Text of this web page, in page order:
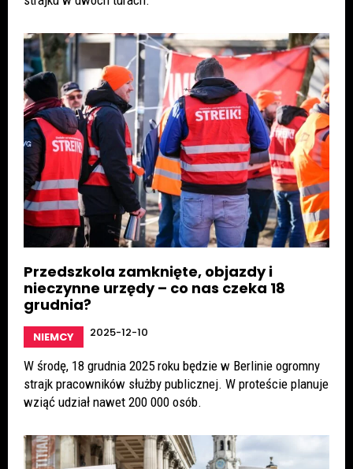
Przedszkola zamknięte, objazdy i
nieczynne urzędy – co nas czeka 18
grudnia?
NIEMCY 2025-12-10
W środę, 18 grudnia 2025 roku będzie w Berlinie ogromny
strajk pracowników służby publicznej. W proteście planuje
wziąć udział nawet 200 000 osób.